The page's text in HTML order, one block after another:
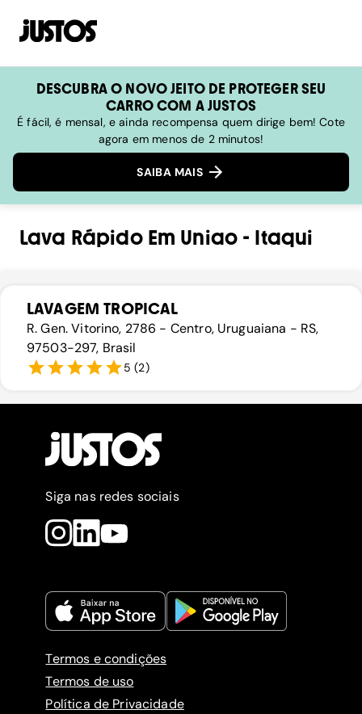
DESCUBRA O NOVO JEITO DE PROTEGER SEU
CARRO COM A JUSTOS
É fácil, é mensal, e ainda recompensa quem dirige bem! Cote
agora em menos de 2 minutos!
SAIBA MAIS
Lava RápidoEm Uniao - Itaqui
LAVAGEM TROPICAL
R. Gen. Vitorino, 2786 - Centro, Uruguaiana - RS,
97503-297, Brasil
5 (2)
Siga nas redes sociais
Termos e condições
Termos de uso
Política de Privacidade